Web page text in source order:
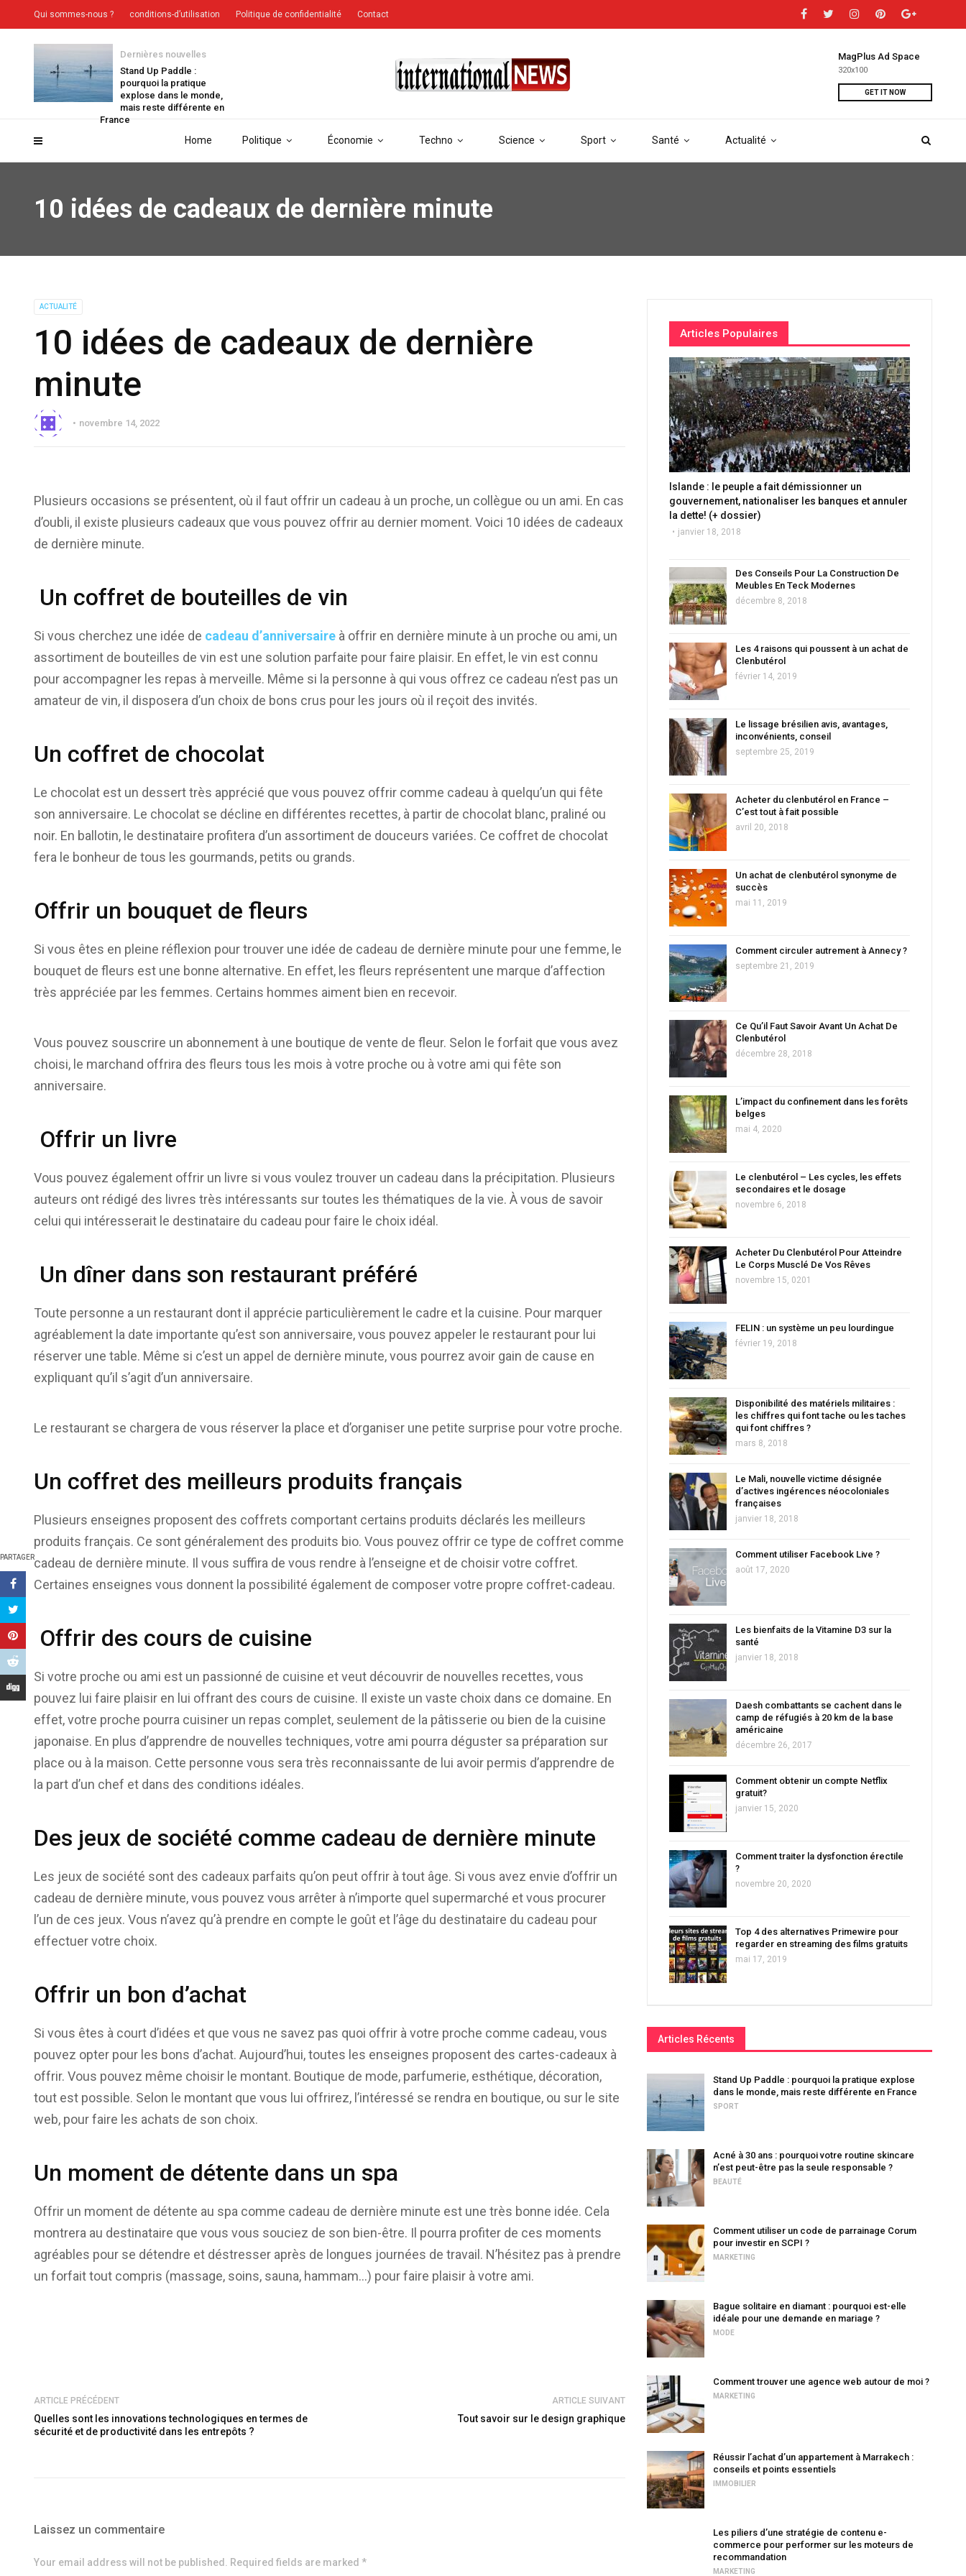
Home Politique Économie Techno Science Sport Santé Actualité
MagPlus Ad Space
320x100
GET IT NOW
Dernières nouvelles
Stand Up Paddle :
pourquoi la pratique
explose dans le monde,
mais reste différente en
France
Qui sommes-nous ? conditions-d’utilisation Politique de confidentialité Contact
10 idées de cadeaux de dernière minute
ACTUALITÉ
10 idées de cadeaux de dernière
minute
novembre 14, 2022
PARTAGER
Plusieurs occasions se présentent, où il faut offrir un cadeau à un proche, un collègue ou un ami. En cas
d’oubli, il existe plusieurs cadeaux que vous pouvez offrir au dernier moment. Voici 10 idées de cadeaux
de dernière minute.
Un coffret de bouteilles de vin
Si vous cherchez une idée de cadeau d’anniversaire à offrir en dernière minute à un proche ou ami, un
assortiment de bouteilles de vin est une solution parfaite pour faire plaisir. En effet, le vin est connu
pour accompagner les repas à merveille. Même si la personne à qui vous offrez ce cadeau n’est pas un
amateur de vin, il disposera d’un choix de bons crus pour les jours où il reçoit des invités.
Un coffret de chocolat
Le chocolat est un dessert très apprécié que vous pouvez offrir comme cadeau à quelqu’un qui fête
son anniversaire. Le chocolat se décline en différentes recettes, à partir de chocolat blanc, praliné ou
noir. En ballotin, le destinataire profitera d’un assortiment de douceurs variées. Ce coffret de chocolat
fera le bonheur de tous les gourmands, petits ou grands.
Offrir un bouquet de fleurs
Si vous êtes en pleine réflexion pour trouver une idée de cadeau de dernière minute pour une femme, le
bouquet de fleurs est une bonne alternative. En effet, les fleurs représentent une marque d’affection
très appréciée par les femmes. Certains hommes aiment bien en recevoir.
Vous pouvez souscrire un abonnement à une boutique de vente de fleur. Selon le forfait que vous avez
choisi, le marchand offrira des fleurs tous les mois à votre proche ou à votre ami qui fête son
anniversaire.
Offrir un livre
Vous pouvez également offrir un livre si vous voulez trouver un cadeau dans la précipitation. Plusieurs
auteurs ont rédigé des livres très intéressants sur toutes les thématiques de la vie. À vous de savoir
celui qui intéresserait le destinataire du cadeau pour faire le choix idéal.
Un dîner dans son restaurant préféré
Toute personne a un restaurant dont il apprécie particulièrement le cadre et la cuisine. Pour marquer
agréablement la date importante qu’est son anniversaire, vous pouvez appeler le restaurant pour lui
réserver une table. Même si c’est un appel de dernière minute, vous pourrez avoir gain de cause en
expliquant qu’il s’agit d’un anniversaire.
Le restaurant se chargera de vous réserver la place et d’organiser une petite surprise pour votre proche.
Un coffret des meilleurs produits français
Plusieurs enseignes proposent des coffrets comportant certains produits déclarés les meilleurs
produits français. Ce sont généralement des produits bio. Vous pouvez offrir ce type de coffret comme
cadeau de dernière minute. Il vous suffira de vous rendre à l’enseigne et de choisir votre coffret.
Certaines enseignes vous donnent la possibilité également de composer votre propre coffret-cadeau.
Offrir des cours de cuisine
Si votre proche ou ami est un passionné de cuisine et veut découvrir de nouvelles recettes, vous
pouvez lui faire plaisir en lui offrant des cours de cuisine. Il existe un vaste choix dans ce domaine. En
effet, votre proche pourra cuisiner un repas complet, seulement de la pâtisserie ou bien de la cuisine
japonaise. En plus d’apprendre de nouvelles techniques, votre ami pourra déguster sa préparation sur
place ou à la maison. Cette personne vous sera très reconnaissante de lui avoir permis d’apprendre de
la part d’un chef et dans des conditions idéales.
Des jeux de société comme cadeau de dernière minute
Les jeux de société sont des cadeaux parfaits qu’on peut offrir à tout âge. Si vous avez envie d’offrir un
cadeau de dernière minute, vous pouvez vous arrêter à n’importe quel supermarché et vous procurer
l’un de ces jeux. Vous n’avez qu’à prendre en compte le goût et l’âge du destinataire du cadeau pour
effectuer votre choix.
Offrir un bon d’achat
Si vous êtes à court d’idées et que vous ne savez pas quoi offrir à votre proche comme cadeau, vous
pouvez opter pour les bons d’achat. Aujourd’hui, toutes les enseignes proposent des cartes-cadeaux à
offrir. Vous pouvez même choisir le montant. Boutique de mode, parfumerie, esthétique, décoration,
tout est possible. Selon le montant que vous lui offrirez, l’intéressé se rendra en boutique, ou sur le site
web, pour faire les achats de son choix.
Un moment de détente dans un spa
Offrir un moment de détente au spa comme cadeau de dernière minute est une très bonne idée. Cela
montrera au destinataire que vous vous souciez de son bien-être. Il pourra profiter de ces moments
agréables pour se détendre et déstresser après de longues journées de travail. N’hésitez pas à prendre
un forfait tout compris (massage, soins, sauna, hammam…) pour faire plaisir à votre ami.
ARTICLE PRÉCÉDENT
Quelles sont les innovations technologiques en termes de
sécurité et de productivité dans les entrepôts ?
ARTICLE SUIVANT
Tout savoir sur le design graphique
Laissez un commentaire
Your email address will not be published. Required fields are marked *
Articles Populaires
Islande : le peuple a fait démissionner un
gouvernement, nationaliser les banques et annuler
la dette! (+ dossier)
janvier 18, 2018
Des Conseils Pour La Construction De
Meubles En Teck Modernes
décembre 8, 2018
Les 4 raisons qui poussent à un achat de
Clenbutérol
février 14, 2019
Le lissage brésilien avis, avantages,
inconvénients, conseil
septembre 25, 2019
Acheter du clenbutérol en France –
C’est tout à fait possible
avril 20, 2018
Un achat de clenbutérol synonyme de
succès
mai 11, 2019
Comment circuler autrement à Annecy ?
septembre 21, 2019
Ce Qu’il Faut Savoir Avant Un Achat De
Clenbutérol
décembre 28, 2018
L’impact du confinement dans les forêts
belges
mai 4, 2020
Le clenbutérol – Les cycles, les effets
secondaires et le dosage
novembre 6, 2018
Acheter Du Clenbutérol Pour Atteindre
Le Corps Musclé De Vos Rêves
novembre 15, 0201
FELIN : un système un peu lourdingue
février 19, 2018
Disponibilité des matériels militaires :
les chiffres qui font tache ou les taches
qui font chiffres ?
mars 8, 2018
Le Mali, nouvelle victime désignée
d’actives ingérences néocoloniales
françaises
janvier 18, 2018
Comment utiliser Facebook Live ?
août 17, 2020
Les bienfaits de la Vitamine D3 sur la
santé
janvier 18, 2018
Daesh combattants se cachent dans le
camp de réfugiés à 20 km de la base
américaine
décembre 26, 2017
Comment obtenir un compte Netflix
gratuit?
janvier 15, 2020
Comment traiter la dysfonction érectile
?
novembre 20, 2020
Top 4 des alternatives Primewire pour
regarder en streaming des films gratuits
mai 17, 2019
Articles Récents
Stand Up Paddle : pourquoi la pratique explose
dans le monde, mais reste différente en France
SPORT
Acné à 30 ans : pourquoi votre routine skincare
n’est peut-être pas la seule responsable ?
BEAUTÉ
Comment utiliser un code de parrainage Corum
pour investir en SCPI ?
MARKETING
Bague solitaire en diamant : pourquoi est-elle
idéale pour une demande en mariage ?
MODE
Comment trouver une agence web autour de moi ?
MARKETING
Réussir l’achat d’un appartement à Marrakech :
conseils et points essentiels
IMMOBILIER
Les piliers d’une stratégie de contenu e-
commerce pour performer sur les moteurs de
recommandation
MARKETING